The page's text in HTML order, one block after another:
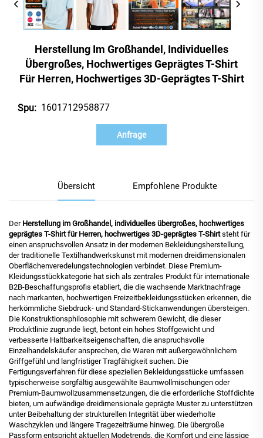
Herstellung Im Großhandel, Individuelles
Übergroßes, Hochwertiges Geprägtes T-Shirt
Für Herren, Hochwertiges 3D-Geprägtes T-Shirt
Spu: 1601712958877
Anfrage
Übersicht Empfohlene Produkte
Der Herstellung im Großhandel, individuelles übergroßes, hochwertiges
geprägtes T-Shirt für Herren, hochwertiges 3D-geprägtes T-Shirtsteht für
einen anspruchsvollen Ansatz in der modernen Bekleidungsherstellung,
der traditionelle Textilhandwerkskunst mit modernen dreidimensionalen
Oberflächenveredelungstechnologien verbindet. Diese Premium-
Kleidungsstückkategorie hat sich als zentrales Produkt für internationale
B2B-Beschaffungsprofis etabliert, die die wachsende Marktnachfrage
nach markanten, hochwertigen Freizeitbekleidungsstücken erkennen, die
herkömmliche Siebdruck- und Standard-Stickanwendungen übersteigen.
Die Konstruktionsphilosophie mit schwerem Gewicht, die dieser
Produktlinie zugrunde liegt, betont ein hohes Stoffgewicht und
verbesserte Haltbarkeitseigenschaften, die anspruchsvolle
Einzelhandelskäufer ansprechen, die Waren mit außergewöhnlichem
Griffgefühl und langfristiger Tragfähigkeit suchen. Die
Fertigungsverfahren für diese speziellen Bekleidungsstücke umfassen
typischerweise sorgfältig ausgewählte Baumwollmischungen oder
Premium-Baumwollzusammensetzungen, die die erforderliche Stoffdichte
bieten, um aufwändige dreidimensionale geprägte Muster zu unterstützen
unter Beibehaltung der strukturellen Integrität über wiederholte
Waschzyklen und längere Tragezeiträume hinweg. Die übergroße
Passform entspricht aktuellen Modetrends, die Komfort und eine lässige